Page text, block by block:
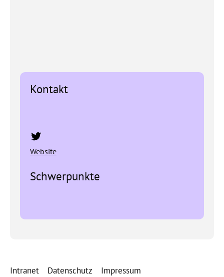
Kontakt
Website
Schwerpunkte
Intranet Datenschutz Impressum